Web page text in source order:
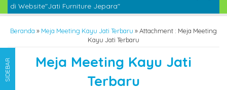
di Website"Jati Furniture Jepara"
Beranda » Meja Meeting Kayu Jati Terbaru » Attachment : Meja Meeting
Kayu Jati Terbaru
Meja Meeting Kayu Jati
Terbaru
SIDEBAR